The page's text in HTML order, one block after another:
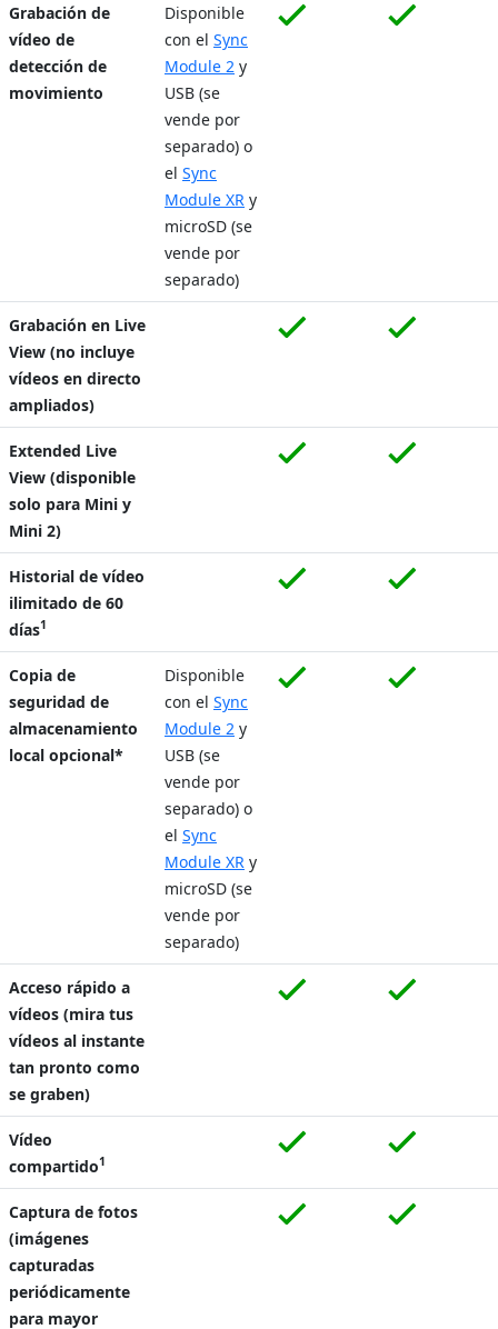
Grabación de
vídeo de
detección de
movimiento
Disponible
con el Sync
Module 2 y
USB (se
vende por
separado) o
el Sync
Module XR y
microSD (se
vende por
separado)
Grabación en Live
View (no incluye
vídeos en directo
ampliados)
Extended Live
View (disponible
solo para Mini y
Mini 2)
Historial de vídeo
ilimitado de 60
días1
Copia de
seguridad de
almacenamiento
local opcional*
Disponible
con el Sync
Module 2 y
USB (se
vende por
separado) o
el Sync
Module XR y
microSD (se
vende por
separado)
Acceso rápido a
vídeos (mira tus
vídeos al instante
tan pronto como
se graben)
Vídeo
compartido1
Captura de fotos
(imágenes
capturadas
periódicamente
para mayor